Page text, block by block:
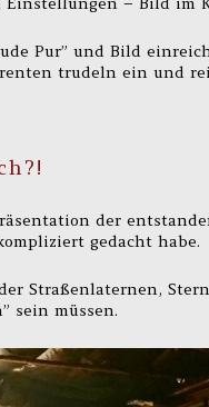
Pur” und Bild
trudeln ein und
der
gedacht habe.
Straßenlaternen,
sein müssen.